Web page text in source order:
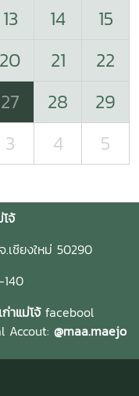
13 14
15
20 21
22
27 28
29
3 4 5
จ้
เชียงใหม่ 50290
าแม่โจ้ facebool
Accout: @maa.maejo